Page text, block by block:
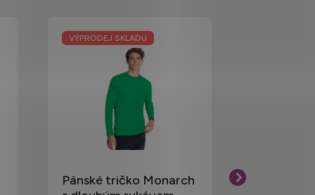
VÝPRODEJ SKLADU
Pánské tričko Monarch